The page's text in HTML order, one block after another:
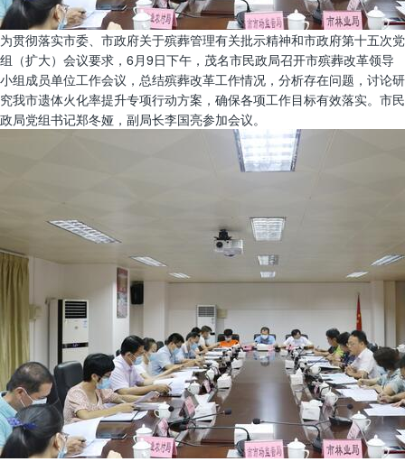
为贯彻落实市委、市政府关于殡葬管理有关批示精神和市政府第十五次党
组（扩大）会议要求，6月9日下午，茂名市民政局召开市殡葬改革领导
小组成员单位工作会议，总结殡葬改革工作情况，分析存在问题，讨论研
究我市遗体火化率提升专项行动方案，确保各项工作目标有效落实。市民
政局党组书记郑冬娅，副局长李国亮参加会议。